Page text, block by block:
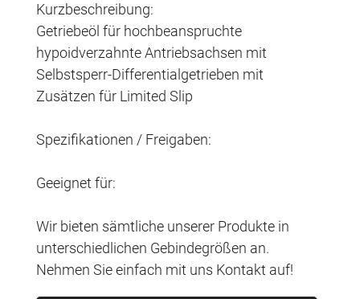
Kurzbeschreibung:
Getriebeöl für hochbeanspruchte
hypoidverzahnte Antriebsachsen mit
Selbstsperr-Differentialgetrieben mit
Zusätzen für Limited Slip
Spezifikationen / Freigaben:
Geeignet für:
Wir bieten sämtliche unserer Produkte in
unterschiedlichen Gebindegrößen an.
Nehmen Sie einfach mit uns Kontakt auf!